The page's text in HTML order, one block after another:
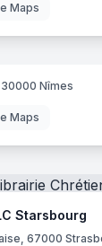
Maps
Nîmes
Maps
Starsbourg
67000